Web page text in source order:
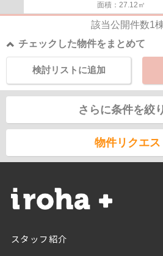
面積：27.12㎡
該当公開件数1
チェックした物件をまとめて
検討リストに追加
さらに条件を絞
物件リクエス
スタッフ紹介